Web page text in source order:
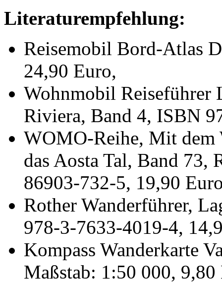
Literaturempfehlung:
Reisemobil Bord-Atlas
24,90 Euro,
Wohnmobil Reiseführer
Riviera, Band 4, ISBN
WOMO-Reihe, Mit dem
das Aosta Tal, Band 73,
86903-732-5, 19,90
Rother Wanderführer,
978-3-7633-4019-4,
Kompass Wanderkarte
Maßstab: 1:50 000, 9,80